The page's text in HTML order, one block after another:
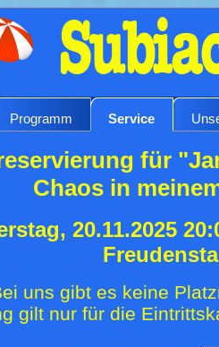
Programm Service
für
Chaos in
20.11.2025
uns gibt es keine
gilt nur für die